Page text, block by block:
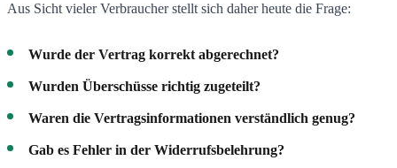
Aus Sicht vieler Verbraucher stellt sich daher heute die Frage:
Wurde der Vertrag korrekt abgerechnet?
Wurden Überschüsse richtig zugeteilt?
Waren die Vertragsinformationen verständlich genug?
Gab es Fehler in der Widerrufsbelehrung?